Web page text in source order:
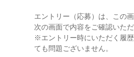
エントリー（応募）は、この
次の画面で内容をご確認いた
※エントリー時にいただく履
ても問題ございません。